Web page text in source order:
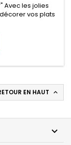
Avec les jolies
vos plats
ensuite être
il faudra
tisane aura des
EN HAUT 
